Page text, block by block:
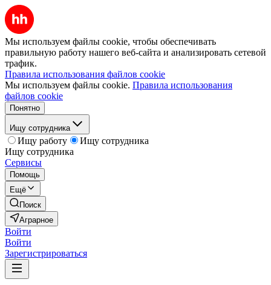
Мы используем файлы cookie, чтобы обеспечивать
правильную работу нашего веб-сайта и анализировать сетевой
трафик.
Правила использования файлов cookie
Мы используем файлы cookie. Правила использования
файлов cookie
Понятно
Ищу сотрудника
Ищу работу
Ищу сотрудника
Ищу сотрудника
Сервисы
Помощь
Ещё
Поиск
Аграрное
Войти
Войти
Зарегистрироваться